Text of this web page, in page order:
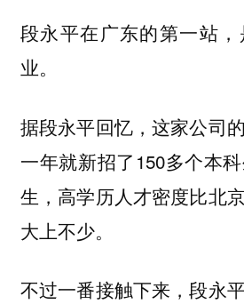
段永平在广东的第一站
业。
据段永平回忆，这家公司
一年就新招了150多个本
生，高学历人才密度比北
大上不少。
不过一番接触下来，段永